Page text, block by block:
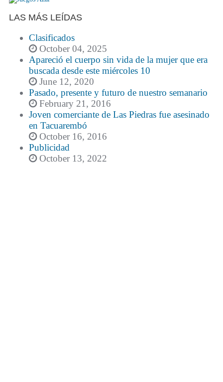
LAS MÁS LEÍDAS
Clasificados
October 04, 2025
Apareció el cuerpo sin vida de la mujer que era
buscada desde este miércoles 10
June 12, 2020
Pasado, presente y futuro de nuestro semanario
February 21, 2016
Joven comerciante de Las Piedras fue asesinado
en Tacuarembó
October 16, 2016
Publicidad
October 13, 2022